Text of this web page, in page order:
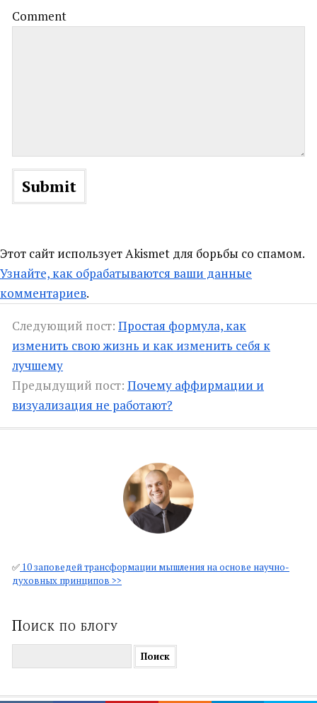
Comment
Этот сайт использует Akismet для борьбы со спамом.
Узнайте, как обрабатываются ваши данные
комментариев.
Следующий пост: Простая формула, как
изменить свою жизнь и как изменить себя к
лучшему
Предыдущий пост: Почему аффирмации и
визуализация не работают?
✅ 10 заповедей трансформации мышления на основе научно-
духовных принципов >>
Поиск по блогу